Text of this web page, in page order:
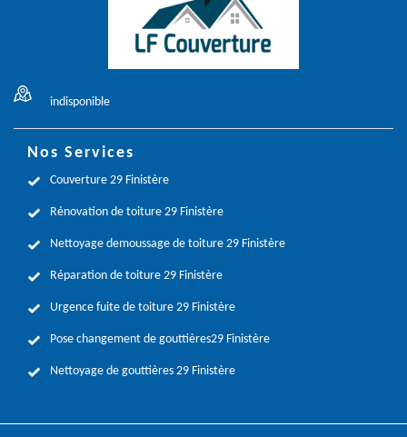
indisponible
Nos Services
Couverture 29 Finistère
Rénovation de toiture 29 Finistère
Nettoyage demoussage de toiture 29 Finistère
Réparation de toiture 29 Finistère
Urgence fuite de toiture 29 Finistère
Pose changement de gouttières29 Finistère
Nettoyage de gouttières 29 Finistère